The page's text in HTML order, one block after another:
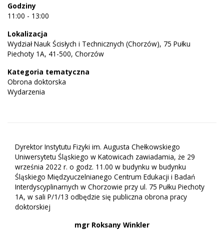
Godziny
11:00 - 13:00
Lokalizacja
Wydział Nauk Ścisłych i Technicznych (Chorzów), 75 Pułku
Piechoty 1A, 41-500, Chorzów
Kategoria tematyczna
Obrona doktorska
Wydarzenia
Dyrektor Instytutu Fizyki im. Augusta Chełkowskiego
Uniwersytetu Śląskiego w Katowicach zawiadamia, że 29
września 2022 r. o godz. 11.00 w budynku w budynku
Śląskiego Międzyuczelnianego Centrum Edukacji i Badań
Interdyscyplinarnych w Chorzowie przy ul. 75 Pułku Piechoty
1A, w sali P/1/13 odbędzie się publiczna obrona pracy
doktorskiej
mgr Roksany Winkler